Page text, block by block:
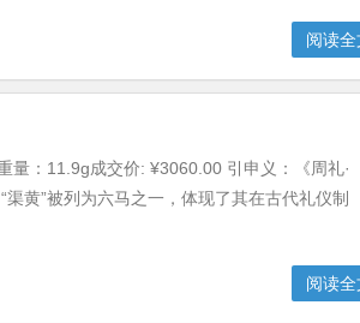
阅读全
量：11.9g成交价: ¥3060.00 引申义：《周礼·
渠黄”被列为六马之一，体现了其在古代礼仪制
阅读全